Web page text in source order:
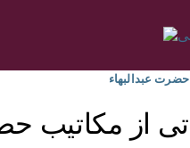
حضرت عبدالبهاء
از مكاتيب